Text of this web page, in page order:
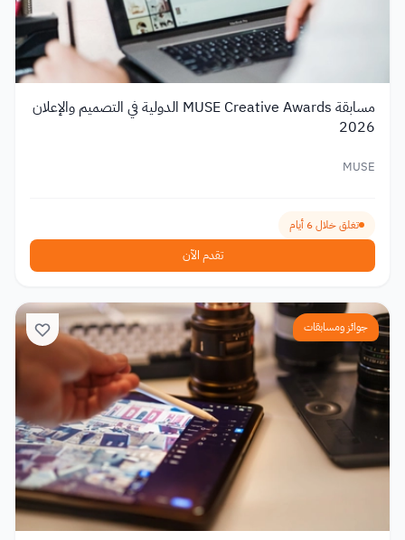
مسابقة MUSE Creative Awards الدولية في التصميم والإعلان
2026
MUSE
تغلق خلال 6 أيام
تقدم الآن
جوائز ومسابقات